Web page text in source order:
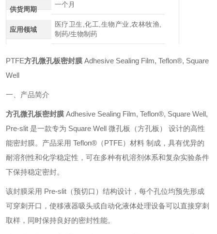
供货周期
一个月
应用领域
医疗卫生,化工,生物产业,农林牧渔,
制药/生物制药
PTFE方孔微孔板密封膜 Adhesive Sealing Film, Teflon®, Square
Well
一、产品简介
方孔微孔板密封膜 Adhesive Sealing Film, Teflon®, Square Well,
Pre-slit 是一款专为 Square Well 微孔板（方孔板） 设计的高性
能密封膜。产品采用 Teflon®（PTFE）材料 制成，具有优异的
耐溶剂性和化学稳定性，可在多种有机溶剂体系和复杂实验条件
下保持稳定密封。
该封膜采用 Pre-slit（预切口）结构设计，每个孔位均预先形成
可穿刺开口，使移液器吸头或自动化液体处理设备可以直接穿刺
取样，同时保持良好的密封性能。